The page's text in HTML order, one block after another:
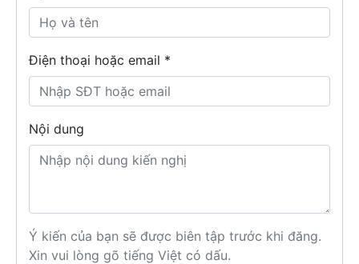
Điện thoại hoặc email *
Nội dung
Ý kiến của bạn sẽ được biên tập trước khi đăng.
Xin vui lòng gõ tiếng Việt có dấu.